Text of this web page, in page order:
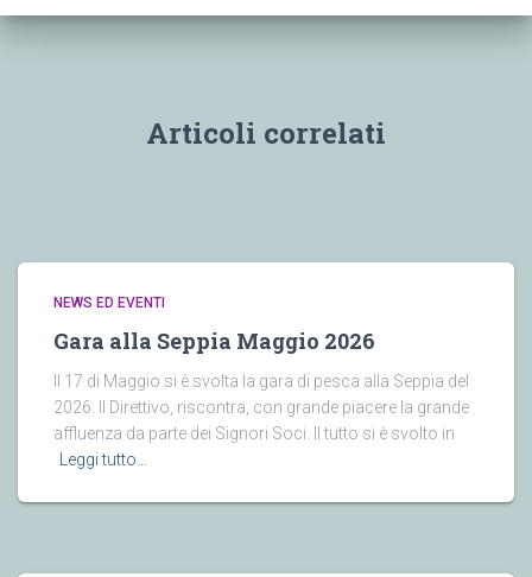
Articoli correlati
NEWS ED EVENTI
Gara alla Seppia Maggio 2026
Il 17 di Maggio si è svolta la gara di pesca alla Seppia del
2026. Il Direttivo, riscontra, con grande piacere la grande
affluenza da parte dei Signori Soci. Il tutto si è svolto in
Leggi tutto…